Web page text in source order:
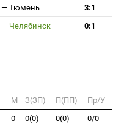
— Тюмень
3:1
— Челябинск 0:1
M З(ЗП) П(ПП)
Пр/У
0 0(0) 0(0) 0/0